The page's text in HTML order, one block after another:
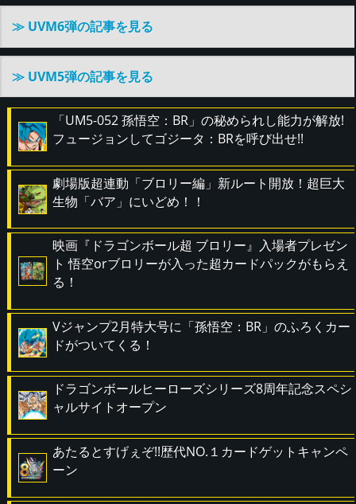
≫ UVM6弾の記事を見る
≫ UVM5弾の記事を見る
「UM5-052 孫悟空：BR」の秘められし能力が解放!
フュージョンしてゴジータ：BRを呼び出せ!!
劇場版超連動「ブロリー編」新ルート開放！超巨大
生物「バア」にいどめ！！
映画『ドラゴンボール超 ブロリー』入場者プレゼン
ト 悟空orブロリーが入った超カードパックがもらえ
る！
Vジャンプ2月特大号に「孫悟空：BR」のふろくカー
ドがついてくる！
ドラゴンボールヒーローズシリーズ8周年記念スペシ
ャルサイトオープン
あたるとすげぇぞ!!歴代NO.１カードゲットキャンペ
ーン